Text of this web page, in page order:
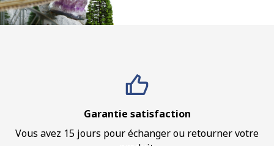
Garantie satisfaction
Vous avez 15 jours pour échanger ou retourner votre